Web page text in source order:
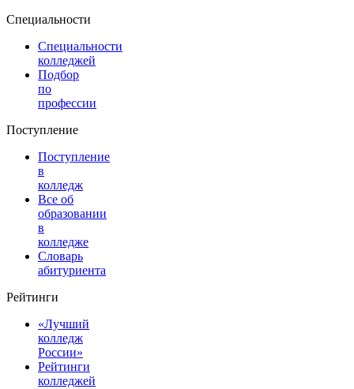
Специальности
Специальности
колледжей
Подбор
по
профессии
Поступление
Поступление
в
колледж
Все об
образовании
в
колледже
Словарь
абитуриента
Рейтинги
«Лучший
колледж
России»
Рейтинги
колледжей